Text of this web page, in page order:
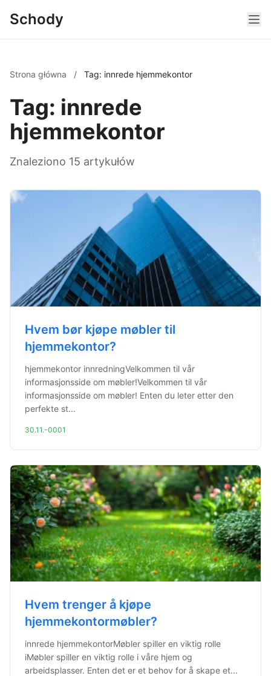
Schody
Strona główna / Tag: innrede hjemmekontor
Tag: innrede
hjemmekontor
Znaleziono 15 artykułów
Hvem bør kjøpe møbler til
hjemmekontor?
hjemmekontor innredningVelkommen til vår
informasjonsside om møbler!Velkommen til vår
informasjonsside om møbler! Enten du leter etter den
perfekte st...
30.11.-0001
Hvem trenger å kjøpe
hjemmekontormøbler?
innrede hjemmekontorMøbler spiller en viktig rolle
iMøbler spiller en viktig rolle i våre hjem og
arbeidsplasser. Enten det er et behov for å skape et...